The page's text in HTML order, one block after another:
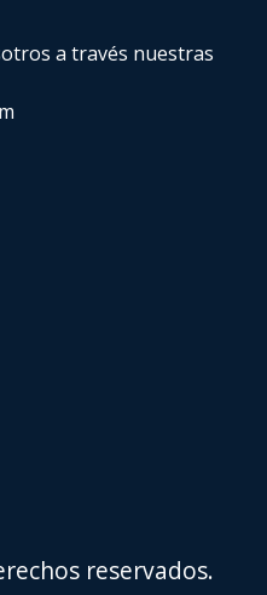
a través nuestras
reservados.